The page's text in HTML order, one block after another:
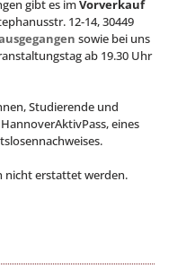
gibt es imVorverkauf
12-14, 30449
sowie bei uns
ab 19.30 Uhr
Studierende und
eines
nicht erstattet werden.